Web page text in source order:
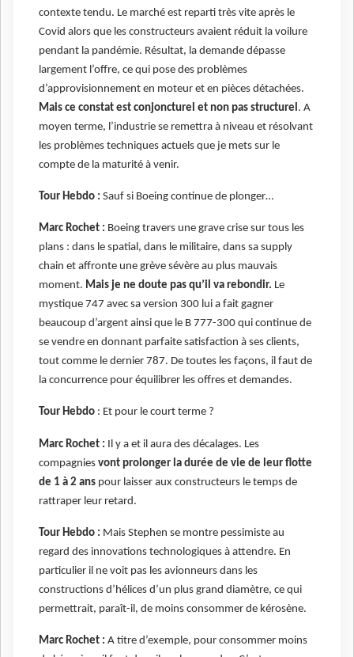
contexte tendu. Le marché est reparti très vite après le
Covid alors que les constructeurs avaient réduit la voilure
pendant la pandémie. Résultat, la demande dépasse
largement l’offre, ce qui pose des problèmes
d’approvisionnement en moteur et en pièces détachées.
Mais ce constat est conjoncturel et non pas structurel . A
moyen terme, l’industrie se remettra à niveau et résolvant
les problèmes techniques actuels que je mets sur le
compte de la maturité à venir.
Tour Hebdo : Sauf si Boeing continue de plonger…
Marc Rochet : Boeing travers une grave crise sur tous les
plans : dans le spatial, dans le militaire, dans sa supply
chain et affronte une grève sévère au plus mauvais
moment. Mais je ne doute pas qu’il va rebondir. Le
mystique 747 avec sa version 300 lui a fait gagner
beaucoup d’argent ainsi que le B 777-300 qui continue de
se vendre en donnant parfaite satisfaction à ses clients,
tout comme le dernier 787. De toutes les façons, il faut de
la concurrence pour équilibrer les offres et demandes.
Tour Hebdo : Et pour le court terme ?
Marc Rochet : Il y a et il aura des décalages. Les
compagnies vont prolonger la durée de vie de leur flotte
de 1 à 2 ans pour laisser aux constructeurs le temps de
rattraper leur retard.
Tour Hebdo : Mais Stephen se montre pessimiste au
regard des innovations technologiques à attendre. En
particulier il ne voit pas les avionneurs dans les
constructions d’hélices d’un plus grand diamètre, ce qui
permettrait, paraît-il, de moins consommer de kérosène.
Marc Rochet : A titre d’exemple, pour consommer moins